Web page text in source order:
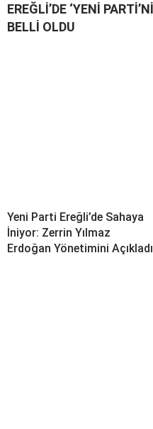
EREĞLİ’DE ‘YENİ
BELLİ OLDU
Yeni Parti Ereğli’de Sahaya
İniyor: Zerrin Yılmaz
Erdoğan Yönetimini Açıkladı